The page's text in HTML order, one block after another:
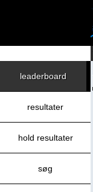
leaderboard
resultater
hold resultater
søg